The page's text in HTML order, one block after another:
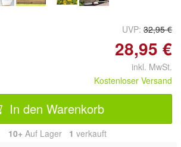
UVP: 32,95 €
28,95 €
inkl. MwSt.
Kostenloser Versand
In den Warenkorb
10+ Auf Lager 1 verkauft